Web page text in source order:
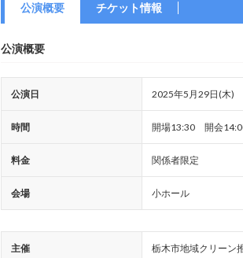
公演概要 チケット情報
公演概要
公演日 2025年5月29日(木)
時間 開場13:30 開会
料金 関係者限定
会場 小ホール
主催 栃木市地域クリーン